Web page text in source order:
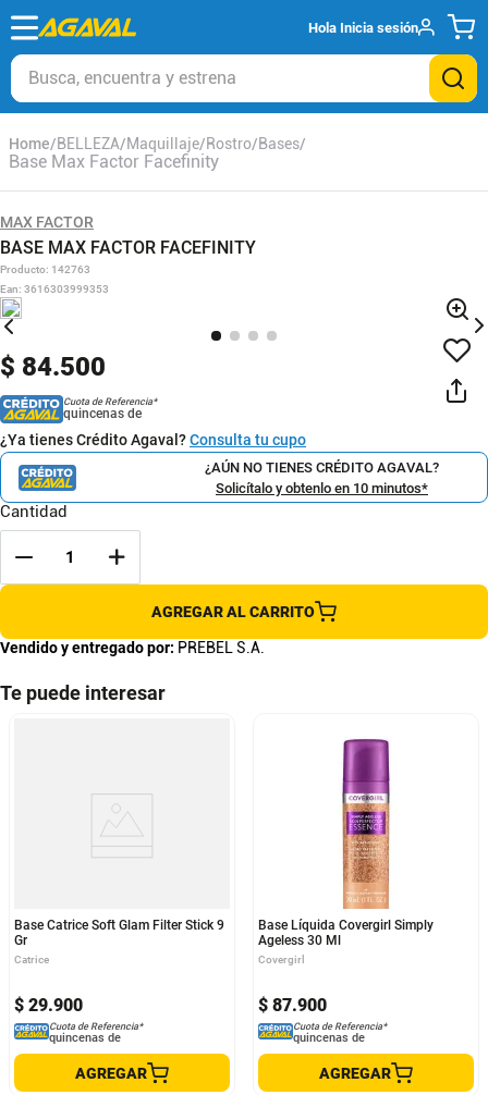
Hola Inicia sesión
Busca, encuentra y estrena
BELLEZA Maquillaje Rostro Bases
Base Max Factor Facefinity
MAX FACTOR
BASE MAX FACTOR FACEFINITY
Producto: 142763
Ean: 3616303999353
$ 84.500
Cuota de Referencia*
quincenas de
¿Ya tienes Crédito Agaval?Consulta tu cupo
¿AÚN NO TIENES CRÉDITO AGAVAL?
Solicítalo y obtenlo en 10 minutos*
Cantidad
AGREGAR AL CARRITO
Vendido y entregado por: PREBEL S.A.
Te puede interesar
Base Catrice Soft Glam Filter Stick 9
Gr
Catrice
$ 29.900
Cuota de Referencia*
quincenas de
AGREGAR
Base Líquida Covergirl Simply
Ageless 30 Ml
Covergirl
$ 87.900
Cuota de Referencia*
quincenas de
AGREGAR